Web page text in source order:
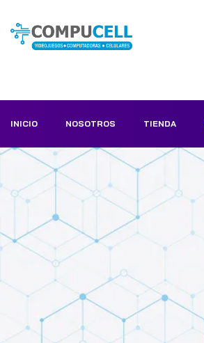
INICIO NOSOTROS TIENDA